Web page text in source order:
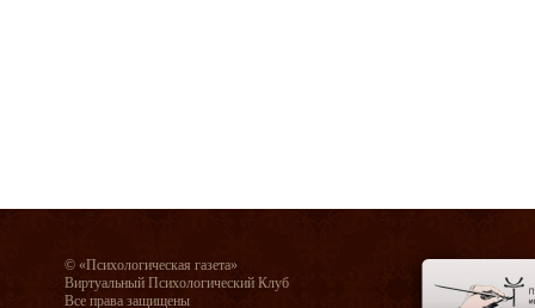
© «Психологическая газета»
Виртуальный Психологический Клуб
Все права защищены